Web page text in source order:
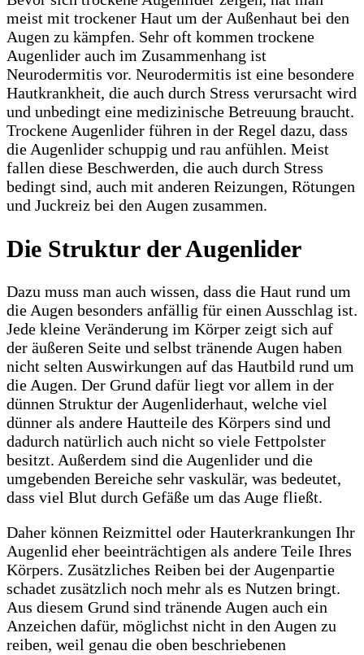
meist mit trockener Haut um der Außenhaut bei den
Augen zu kämpfen. Sehr oft kommen trockene
Augenlider auch im Zusammenhang ist
Neurodermitis vor. Neurodermitis ist eine besondere
Hautkrankheit, die auch durch Stress verursacht wird
und unbedingt eine medizinische Betreuung braucht.
Trockene Augenlider führen in der Regel dazu, dass
die Augenlider schuppig und rau anfühlen. Meist
fallen diese Beschwerden, die auch durch Stress
bedingt sind, auch mit anderen Reizungen, Rötungen
und Juckreiz bei den Augen zusammen.
Die Struktur der Augenlider
Dazu muss man auch wissen, dass die Haut rund um
die Augen besonders anfällig für einen Ausschlag ist.
Jede kleine Veränderung im Körper zeigt sich auf
der äußeren Seite und selbst tränende Augen haben
nicht selten Auswirkungen auf das Hautbild rund um
die Augen. Der Grund dafür liegt vor allem in der
dünnen Struktur der Augenliderhaut, welche viel
dünner als andere Hautteile des Körpers sind und
dadurch natürlich auch nicht so viele Fettpolster
besitzt. Außerdem sind die Augenlider und die
umgebenden Bereiche sehr vaskulär, was bedeutet,
dass viel Blut durch Gefäße um das Auge fließt.
Daher können Reizmittel oder Hauterkrankungen Ihr
Augenlid eher beeinträchtigen als andere Teile Ihres
Körpers. Zusätzliches Reiben bei der Augenpartie
schadet zusätzlich noch mehr als es Nutzen bringt.
Aus diesem Grund sind tränende Augen auch ein
Anzeichen dafür, möglichst nicht in den Augen zu
reiben, weil genau die oben beschriebenen